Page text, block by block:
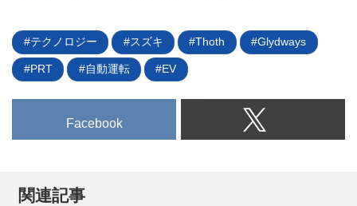
テクノロジー スズキ Thoth Glydways
PRT 自動運転 EV
Facebook
関連記事